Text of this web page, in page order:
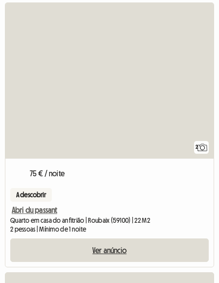
2
75 € / noite
A descobrir
Abri du passant
Quarto em casa do anfitrião | Roubaix (59100) | 22 M2
2 pessoas | Mínimo de 1 noite
Ver anúncio